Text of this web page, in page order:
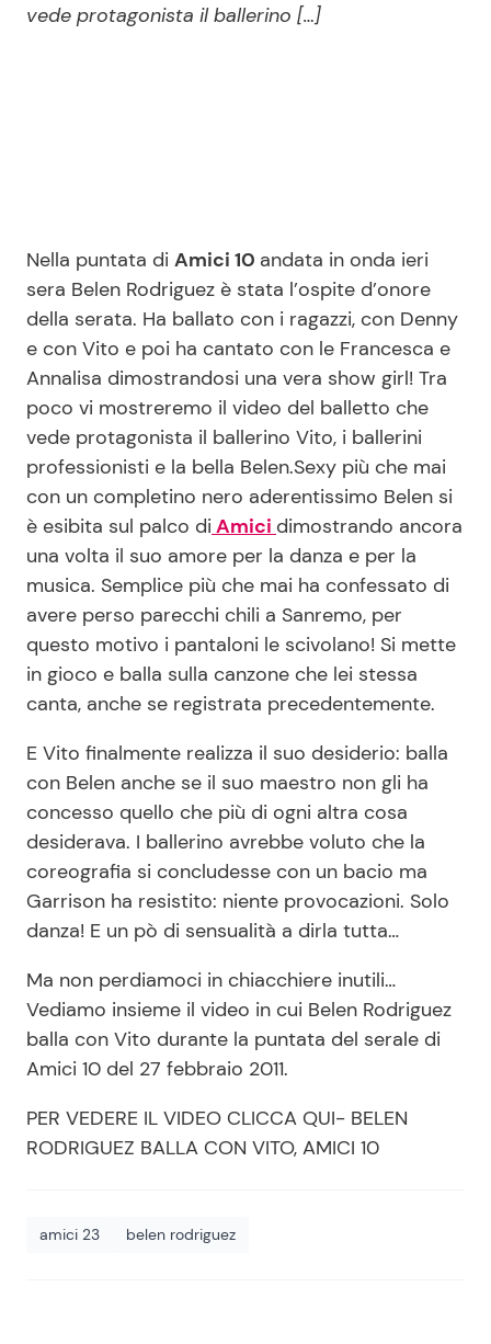
Soap Opera
News Spettacolo
Benessere
Moda e Style
Mondo Mamma
News benessere
Salute
Viaggi e Turismo
Festività
Cucina e Ricette
Consigli di Cucina
Dolci
Le Ricette in TV
Primi Piatti
Ricette Facili e Veloci
Ricette Feste
Ricette per Bambini
Seguici
Info
Chi siamo
Disclaimer e Privacy
Redazione
Contattaci
Privacy Policy
vede protagonista il ballerino […]
Nella puntata di Amici 10 andata in onda ieri
sera Belen Rodriguez è stata l’ospite d’onore
della serata. Ha ballato con i ragazzi, con Denny
e con Vito e poi ha cantato con le Francesca e
Annalisa dimostrandosi una vera show girl! Tra
poco vi mostreremo il video del balletto che
vede protagonista il ballerino Vito, i ballerini
professionisti e la bella Belen.Sexy più che mai
con un completino nero aderentissimo Belen si
è esibita sul palco di Amici dimostrando ancora
una volta il suo amore per la danza e per la
musica. Semplice più che mai ha confessato di
avere perso parecchi chili a Sanremo, per
questo motivo i pantaloni le scivolano! Si mette
in gioco e balla sulla canzone che lei stessa
canta, anche se registrata precedentemente.
E Vito finalmente realizza il suo desiderio: balla
con Belen anche se il suo maestro non gli ha
concesso quello che più di ogni altra cosa
desiderava. I ballerino avrebbe voluto che la
coreografia si concludesse con un bacio ma
Garrison ha resistito: niente provocazioni. Solo
danza! E un pò di sensualità a dirla tutta…
Ma non perdiamoci in chiacchiere inutili…
Vediamo insieme il video in cui Belen Rodriguez
balla con Vito durante la puntata del serale di
Amici 10 del 27 febbraio 2011.
PER VEDERE IL VIDEO CLICCA QUI- BELEN
RODRIGUEZ BALLA CON VITO, AMICI 10
amici 23 belen rodriguez